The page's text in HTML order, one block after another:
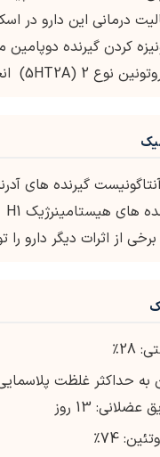
درمانی این دارو در
از اثرات دیگر دارو را
13 روز
74٪